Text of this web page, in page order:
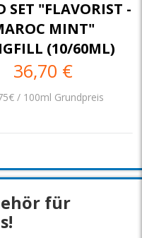
SET "FLAVORIST -
MINT"
(10/60ML)
36,70 €
/ 100ml Grundpreis
für